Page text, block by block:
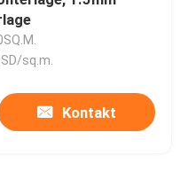
sq.m.
Kontakt